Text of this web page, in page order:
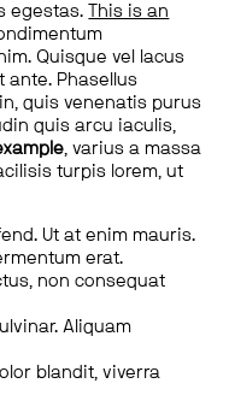
egestas.
This is an
Quisque vel lacus
ante. Phasellus
quis venenatis purus
quis arcu iaculis,
, varius a massa
turpis lorem, ut
Ut at enim mauris.
erat.
non consequat
Aliquam
blandit, viverra